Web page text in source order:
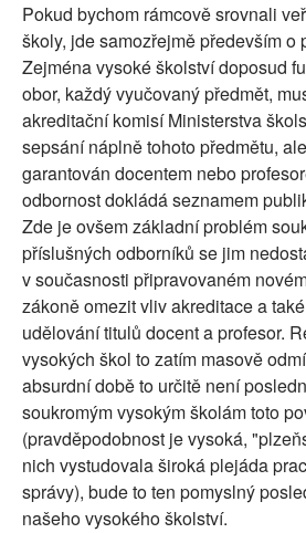
Pokud bychom rámcově srovnali
školy, jde samozřejmě především o
Zejména vysoké školství doposud
obor, každý vyučovaný předmět,
akreditační komisí Ministerstva
sepsání náplně tohoto předmětu,
garantován docentem nebo
odbornost dokládá seznamem
Zde je ovšem základní problém
příslušných odborníků se jim
v současnosti připravovaném
zákoně omezit vliv akreditace a
udělování titulů docent a profesor.
vysokých škol to zatím masově
absurdní době to určitě není
soukromým vysokým školám toto
(pravděpodobnost je vysoká,
nich vystudovala široká plejáda
správy), bude to ten pomyslný
našeho vysokého školství.